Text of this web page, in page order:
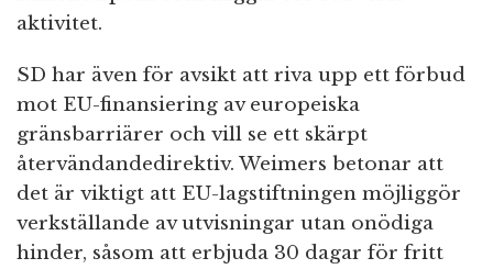
aktivitet.
SD har även för avsikt att riva upp ett förbud
mot EU-finansiering av europeiska
gränsbarriärer och vill se ett skärpt
återvändandedirektiv. Weimers betonar att
det är viktigt att EU-lagstiftningen möjliggör
verkställande av utvisningar utan onödiga
hinder, såsom att erbjuda 30 dagar för fritt